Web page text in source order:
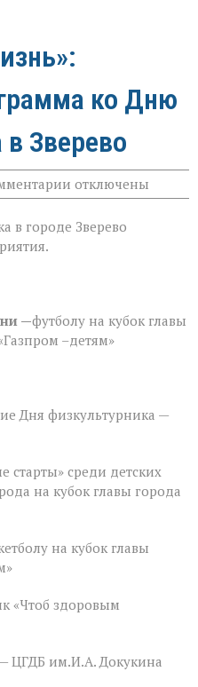
ко Дню
в Зверево
к
записи
спортивная
Зверево
отключены
в городе Зверево
—футболу на кубок главы
–детям»
Дня физкультурника —
старты» среди детских
на кубок главы города
на кубок главы
«Чтоб здоровым
ЦГДБ им.И.А. Докукина